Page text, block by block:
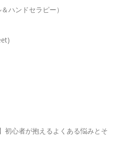
ハンドセラピー）
初心者が抱えるよくある悩みとそ